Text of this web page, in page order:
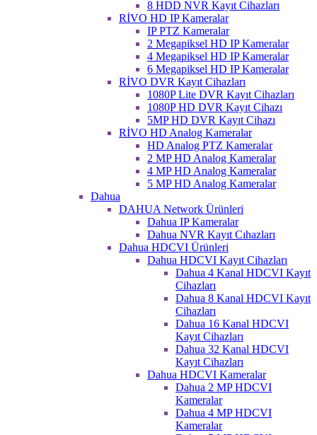
8 HDD NVR Kayıt Cihazları
RİVO HD IP Kameralar
IP PTZ Kameralar
2 Megapiksel HD IP Kameralar
4 Megapiksel HD IP Kameralar
6 Megapiksel HD IP Kameralar
RİVO DVR Kayıt Cihazları
1080P Lite DVR Kayıt Cihazları
1080P HD DVR Kayıt Cihazı
5MP HD DVR Kayıt Cihazı
RİVO HD Analog Kameralar
HD Analog PTZ Kameralar
2 MP HD Analog Kameralar
4 MP HD Analog Kameralar
5 MP HD Analog Kameralar
Dahua
DAHUA Network Ürünleri
Dahua IP Kameralar
Dahua NVR Kayıt Cıhazları
Dahua HDCVI Ürünleri
Dahua HDCVI Kayıt Cihazları
Dahua 4 Kanal HDCVI Kayıt
Cihazları
Dahua 8 Kanal HDCVI Kayıt
Cihazları
Dahua 16 Kanal HDCVI
Kayıt Cihazları
Dahua 32 Kanal HDCVI
Kayıt Cihazları
Dahua HDCVI Kameralar
Dahua 2 MP HDCVI
Kameralar
Dahua 4 MP HDCVI
Kameralar